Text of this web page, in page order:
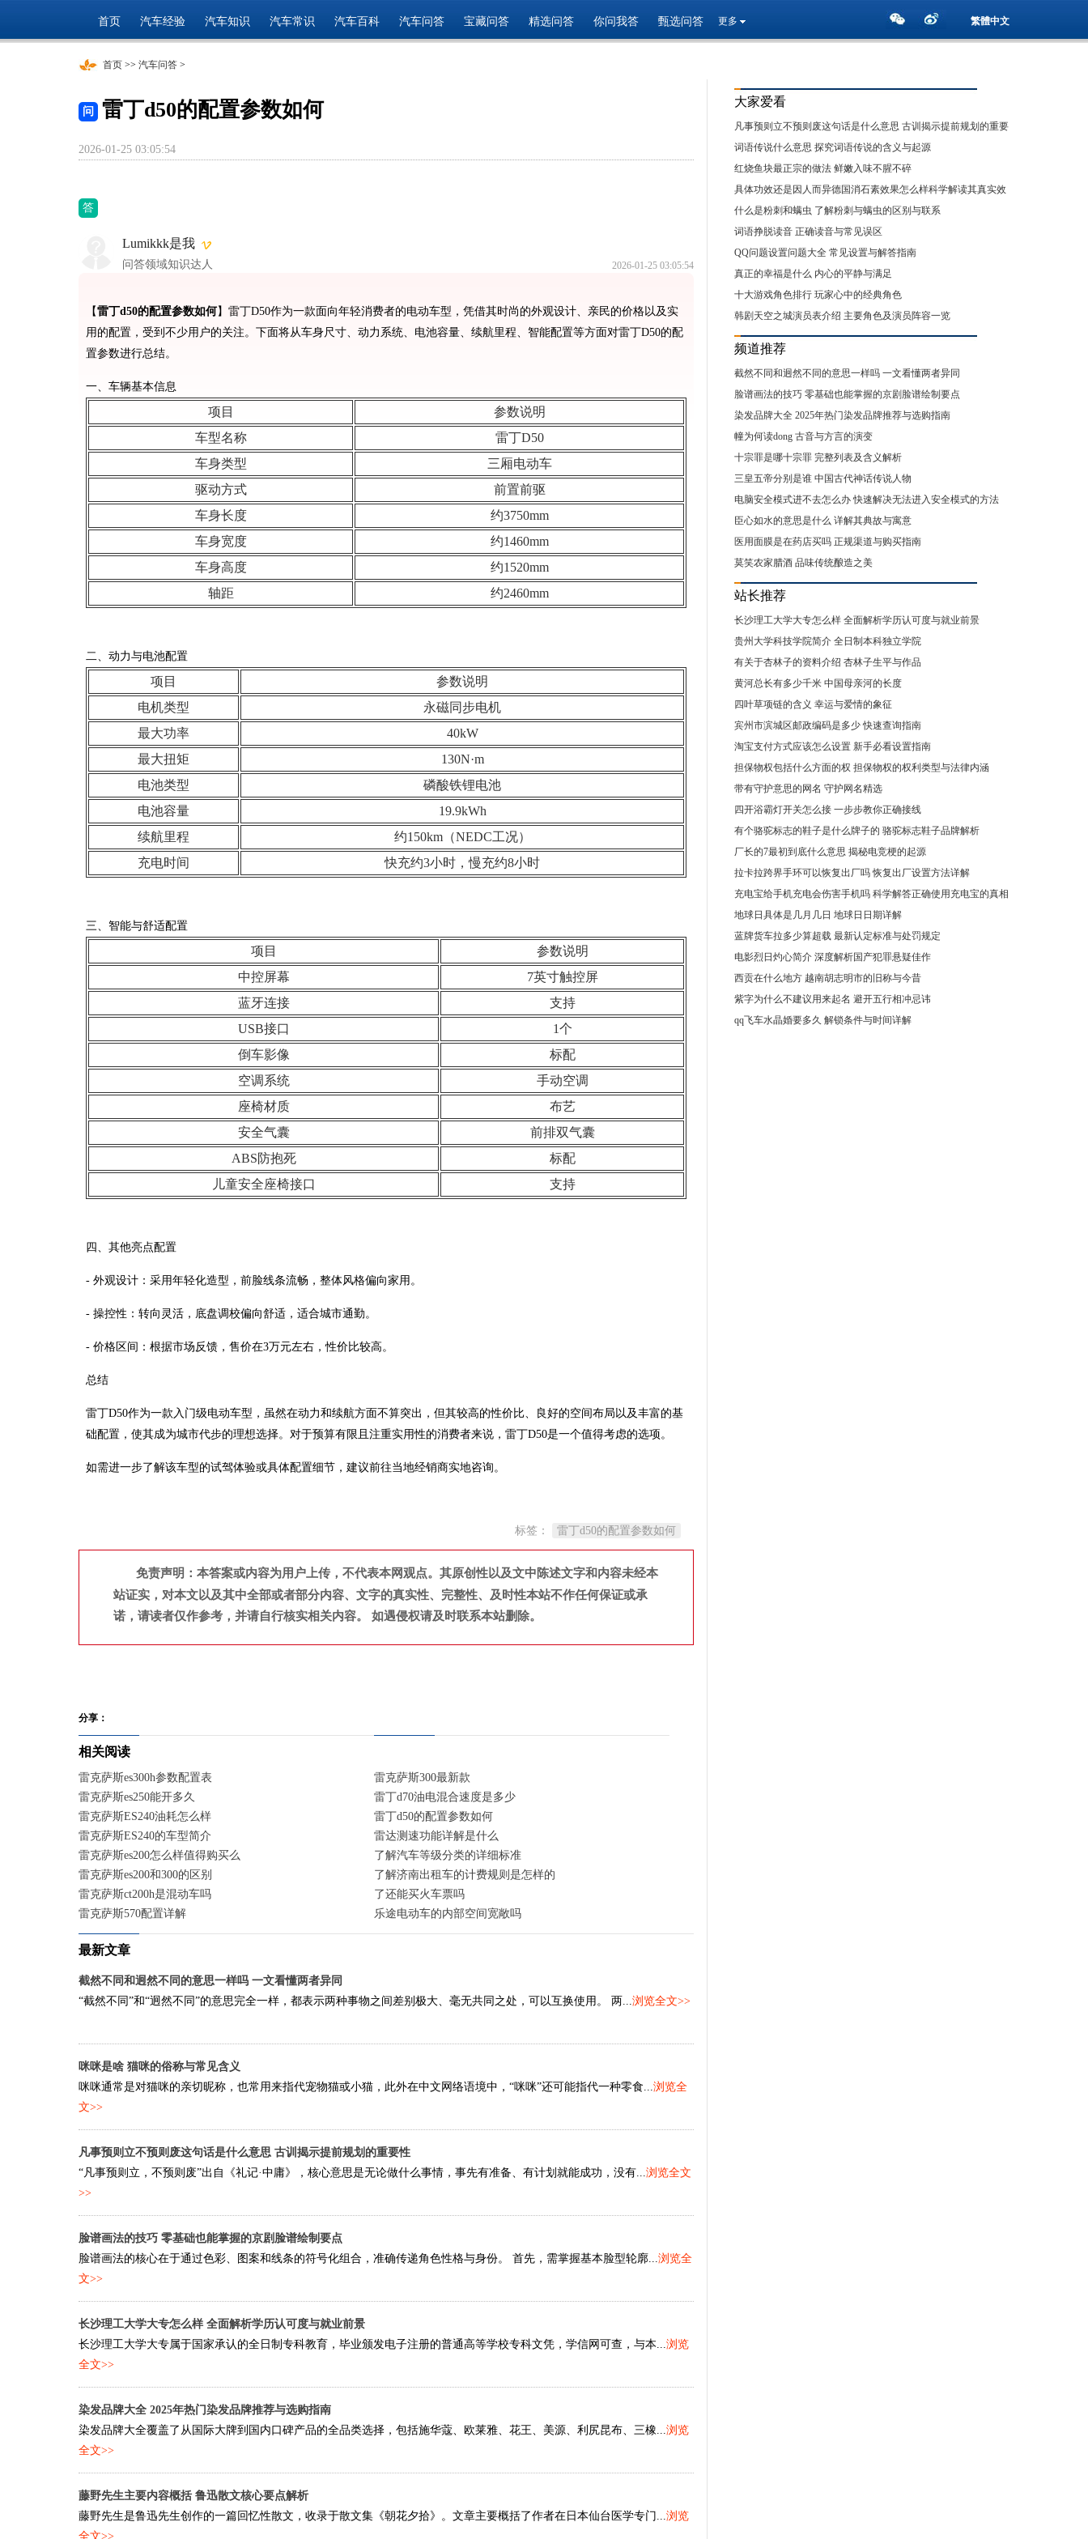
首页 汽车经验 汽车知识 汽车常识 汽车百科 汽车问答 宝藏问答 精选问答 你问我答 甄选问答 更多 繁體中文
首页 >> 汽车问答 >
问 雷丁d50的配置参数如何
2026-01-25 03:05:54
答
Lumikkk是我
问答领域知识达人 2026-01-25 03:05:54
【雷丁d50的配置参数如何】雷丁D50作为一款面向年轻消费者的电动车型，凭借其时尚的外观设计、亲民的价格以及实
用的配置，受到不少用户的关注。下面将从车身尺寸、动力系统、电池容量、续航里程、智能配置等方面对雷丁D50的配
置参数进行总结。
一、车辆基本信息
项目
参数说明
车型名称
雷丁D50
车身类型
三厢电动车
驱动方式
前置前驱
车身长度
约3750mm
车身宽度
约1460mm
车身高度
约1520mm
轴距
约2460mm
二、动力与电池配置
项目
参数说明
电机类型
永磁同步电机
最大功率
40kW
最大扭矩
130N·m
电池类型
磷酸铁锂电池
电池容量
19.9kWh
续航里程
约150km（NEDC工况）
充电时间
快充约3小时，慢充约8小时
三、智能与舒适配置
项目
参数说明
中控屏幕
7英寸触控屏
蓝牙连接
支持
USB接口
1个
倒车影像
标配
空调系统
手动空调
座椅材质
布艺
安全气囊
前排双气囊
ABS防抱死
标配
儿童安全座椅接口
支持
四、其他亮点配置
- 外观设计：采用年轻化造型，前脸线条流畅，整体风格偏向家用。
- 操控性：转向灵活，底盘调校偏向舒适，适合城市通勤。
- 价格区间：根据市场反馈，售价在3万元左右，性价比较高。
总结
雷丁D50作为一款入门级电动车型，虽然在动力和续航方面不算突出，但其较高的性价比、良好的空间布局以及丰富的基
础配置，使其成为城市代步的理想选择。对于预算有限且注重实用性的消费者来说，雷丁D50是一个值得考虑的选项。
如需进一步了解该车型的试驾体验或具体配置细节，建议前往当地经销商实地咨询。
标签： 雷丁d50的配置参数如何
免责声明：本答案或内容为用户上传，不代表本网观点。其原创性以及文中陈述文字和内容未经本
站证实，对本文以及其中全部或者部分内容、文字的真实性、完整性、及时性本站不作任何保证或承
诺，请读者仅作参考，并请自行核实相关内容。 如遇侵权请及时联系本站删除。
分享：
相关阅读
雷克萨斯es300h参数配置表
雷克萨斯es250能开多久
雷克萨斯ES240油耗怎么样
雷克萨斯ES240的车型简介
雷克萨斯es200怎么样值得购买么
雷克萨斯es200和300的区别
雷克萨斯ct200h是混动车吗
雷克萨斯570配置详解
雷克萨斯300最新款
雷丁d70油电混合速度是多少
雷丁d50的配置参数如何
雷达测速功能详解是什么
了解汽车等级分类的详细标准
了解济南出租车的计费规则是怎样的
了还能买火车票吗
乐途电动车的内部空间宽敞吗
最新文章
截然不同和迥然不同的意思一样吗 一文看懂两者异同
“截然不同”和“迥然不同”的意思完全一样，都表示两种事物之间差别极大、毫无共同之处，可以互换使用。 两...浏览全文>>
咪咪是啥 猫咪的俗称与常见含义
咪咪通常是对猫咪的亲切昵称，也常用来指代宠物猫或小猫，此外在中文网络语境中，“咪咪”还可能指代一种零食...浏览全
文>>
凡事预则立不预则废这句话是什么意思 古训揭示提前规划的重要性
“凡事预则立，不预则废”出自《礼记·中庸》，核心意思是无论做什么事情，事先有准备、有计划就能成功，没有...浏览全文
>>
脸谱画法的技巧 零基础也能掌握的京剧脸谱绘制要点
脸谱画法的核心在于通过色彩、图案和线条的符号化组合，准确传递角色性格与身份。 首先，需掌握基本脸型轮廓...浏览全
文>>
长沙理工大学大专怎么样 全面解析学历认可度与就业前景
长沙理工大学大专属于国家承认的全日制专科教育，毕业颁发电子注册的普通高等学校专科文凭，学信网可查，与本...浏览
全文>>
染发品牌大全 2025年热门染发品牌推荐与选购指南
染发品牌大全覆盖了从国际大牌到国内口碑产品的全品类选择，包括施华蔻、欧莱雅、花王、美源、利尻昆布、三橡...浏览
全文>>
藤野先生主要内容概括 鲁迅散文核心要点解析
藤野先生是鲁迅先生创作的一篇回忆性散文，收录于散文集《朝花夕拾》。文章主要概括了作者在日本仙台医学专门...浏览
全文>>
大家爱看
凡事预则立不预则废这句话是什么意思 古训揭示提前规划的重要
性
词语传说什么意思 探究词语传说的含义与起源
红烧鱼块最正宗的做法 鲜嫩入味不腥不碎
具体功效还是因人而异德国消石素效果怎么样科学解读其真实效
用
什么是粉刺和螨虫 了解粉刺与螨虫的区别与联系
词语挣脱读音 正确读音与常见误区
QQ问题设置问题大全 常见设置与解答指南
真正的幸福是什么 内心的平静与满足
十大游戏角色排行 玩家心中的经典角色
韩剧天空之城演员表介绍 主要角色及演员阵容一览
频道推荐
截然不同和迥然不同的意思一样吗 一文看懂两者异同
脸谱画法的技巧 零基础也能掌握的京剧脸谱绘制要点
染发品牌大全 2025年热门染发品牌推荐与选购指南
幢为何读dong 古音与方言的演变
十宗罪是哪十宗罪 完整列表及含义解析
三皇五帝分别是谁 中国古代神话传说人物
电脑安全模式进不去怎么办 快速解决无法进入安全模式的方法
臣心如水的意思是什么 详解其典故与寓意
医用面膜是在药店买吗 正规渠道与购买指南
莫笑农家腊酒 品味传统酿造之美
站长推荐
长沙理工大学大专怎么样 全面解析学历认可度与就业前景
贵州大学科技学院简介 全日制本科独立学院
有关于杏林子的资料介绍 杏林子生平与作品
黄河总长有多少千米 中国母亲河的长度
四叶草项链的含义 幸运与爱情的象征
宾州市滨城区邮政编码是多少 快速查询指南
淘宝支付方式应该怎么设置 新手必看设置指南
担保物权包括什么方面的权 担保物权的权利类型与法律内涵
带有守护意思的网名 守护网名精选
四开浴霸灯开关怎么接 一步步教你正确接线
有个骆驼标志的鞋子是什么牌子的 骆驼标志鞋子品牌解析
厂长的7最初到底什么意思 揭秘电竞梗的起源
拉卡拉跨界手环可以恢复出厂吗 恢复出厂设置方法详解
充电宝给手机充电会伤害手机吗 科学解答正确使用充电宝的真相
地球日具体是几月几日 地球日日期详解
蓝牌货车拉多少算超载 最新认定标准与处罚规定
电影烈日灼心简介 深度解析国产犯罪悬疑佳作
西贡在什么地方 越南胡志明市的旧称与今昔
紫字为什么不建议用来起名 避开五行相冲忌讳
qq飞车水晶婚要多久 解锁条件与时间详解